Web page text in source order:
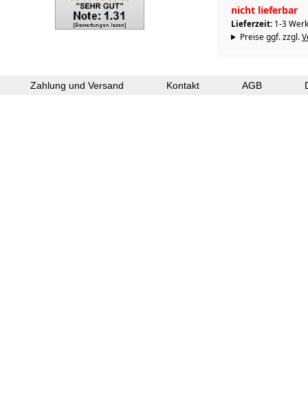
nicht lieferbar
Lieferzeit: 1-3
Preise ggf. zzgl.
Zahlung und Versand Kontakt AGB